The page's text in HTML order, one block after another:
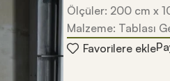
Ölçüler: 200 cm x
Malzeme: Tablası
Favorilere ekle